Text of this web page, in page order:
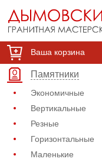
Ваша корзина
Памятники
Экономичные
Вертикальные
Резные
Горизонтальные
Маленькие